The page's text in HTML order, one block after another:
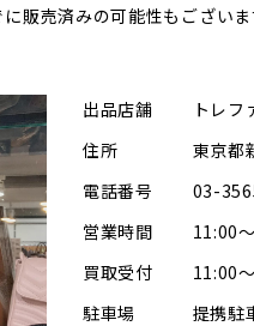
販売済みの可能性もござい
出品店舗
トレフ
住所
東京都
電話番号
03-
営業時間
11:00
買取受付
11:00
駐車場
提携駐